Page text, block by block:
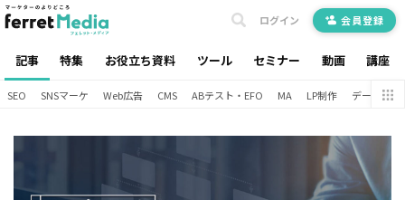
記事 特集 お役立ち資料 ツール セミナー 動画 講座
ログイン 会員登録
SEO SNSマーケ Web広告 CMS ABテスト・EFO MA LP制作 データ分析